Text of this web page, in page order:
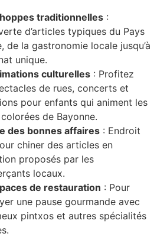
traditionnelles :
d’articles typiques du Pays
de la gastronomie locale jusqu’à
unique.
culturelles : Profitez
de rues, concerts et
pour enfants qui animent les
de Bayonne.
des bonnes affaires : Endroit
chiner des articles en
proposés par les
locaux.
de restauration : Pour
une pause gourmande avec
pintxos et autres spécialités